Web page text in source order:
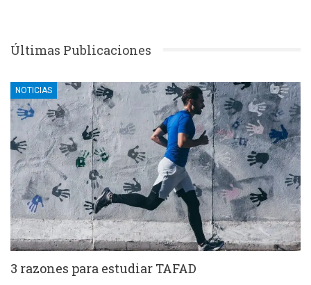
Últimas Publicaciones
NOTICIAS
3 razones para estudiar TAFAD